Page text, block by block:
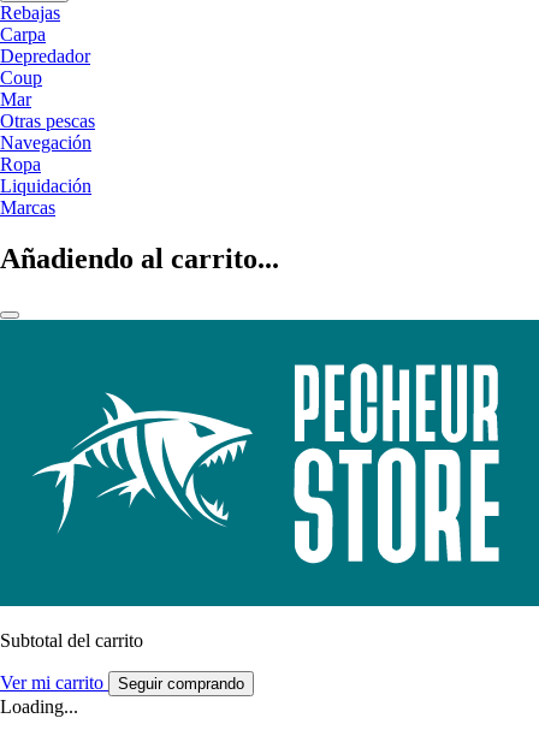
Rebajas
Carpa
Depredador
Coup
Mar
Otras pescas
Navegación
Ropa
Liquidación
Marcas
Añadiendo al carrito...
Subtotal del carrito
Ver mi carrito Seguir comprando
Loading...